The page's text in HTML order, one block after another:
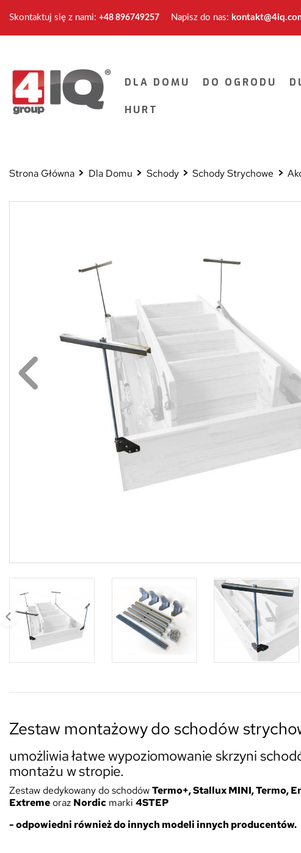
Skontaktuj się z nami: +48 896749257 Napisz do nas:
DLA DOMU DO OGRODU
HURT
Strona Główna Dla Domu Schody Schody Strychowe
Zestaw montażowy do schodów
umożliwia łatwe wypoziomowanie skrzyni
montażu w stropie.
Zestaw dedykowany do schodówTermo+, Stallux MINI, Termo,
Extremeoraz Nordic marki 4STEP
- odpowiedni również do innych modeli innych producentów.